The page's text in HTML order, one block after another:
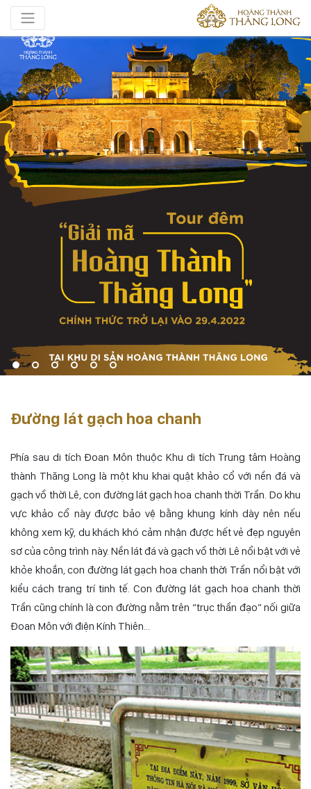
Đường lát gạch hoa chanh
Phía sau di tích Đoan Môn thuộc Khu di tích Trung tâm Hoàng
thành Thăng Long là một khu khai quật khảo cổ với nền đá và
gạch vồ thời Lê, con đường lát gạch hoa chanh thời Trần. Do khu
vực khảo cổ này được bảo vệ bằng khung kính dày nên nếu
không xem kỹ, du khách khó cảm nhận được hết vẻ đẹp nguyên
sơ của công trình này. Nền lát đá và gạch vồ thời Lê nổi bật với vẻ
khỏe khoắn, con đường lát gạch hoa chanh thời Trần nổi bật với
kiểu cách trang trí tinh tế. Con đường lát gạch hoa chanh thời
Trần cũng chính là con đường nằm trên “trục thần đạo” nối giữa
Đoan Môn với điện Kính Thiên…